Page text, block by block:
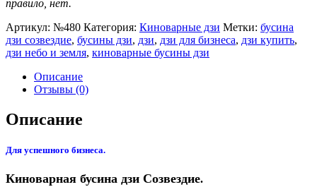
правило, нет.
Артикул: №480 Категория: Киноварные дзи Метки: бусина
дзи созвездие, бусины дзи, дзи, дзи для бизнеса, дзи купить,
дзи небо и земля, киноварные бусины дзи
Описание
Отзывы (0)
Описание
Для успешного бизнеса.
Киноварная бусина дзи Созвездие.